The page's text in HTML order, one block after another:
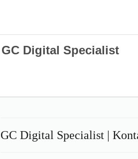
GC Digital Specialist
GC Digital Specialist |